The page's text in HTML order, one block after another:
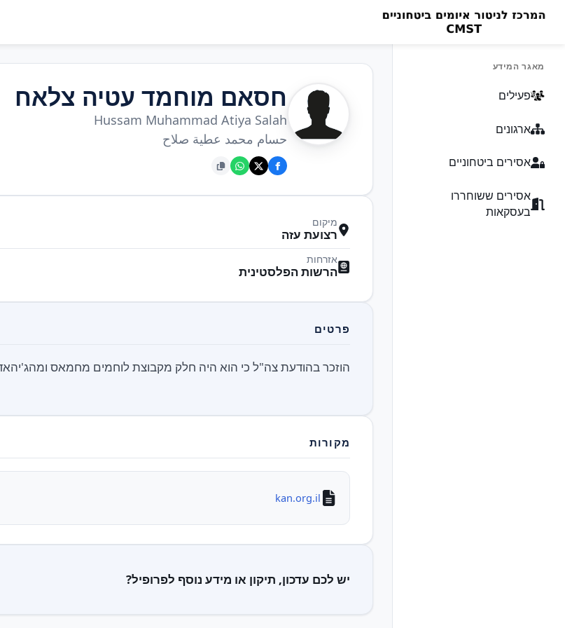
מאגר המידע
פעילים
ארגונים
אסירים ביטחוניים
אסירים ששוחררו
בעסקאות
חסאם מוחמד עטיה צלאח
Hussam Muhammad Atiya Salah
حسام محمد عطية صلاح
מיקום
רצועת עזה
אזרחות
הרשות הפלסטינית
פרטים
הוזכר בהודעת צה"ל כי הוא היה חלק מקבוצת לוחמים מחמאס
מקורות
kan.org.il
יש לכם עדכון, תיקון או מידע נוסף לפרופיל?